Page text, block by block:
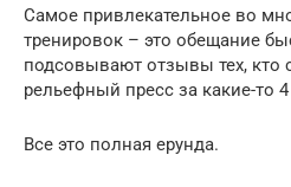
Самое привлекательное во
тренировок – это обещание
подсовывают отзывы тех, кто
рельефный пресс за какие-то
Все это полная ерунда.